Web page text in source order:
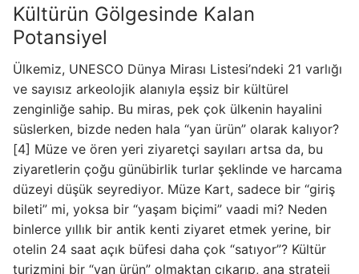
Kültürün Gölgesinde Kalan
Potansiyel
Ülkemiz, UNESCO Dünya Mirası Listesi’ndeki 21 varlığı
ve sayısız arkeolojik alanıyla eşsiz bir kültürel
zenginliğe sahip. Bu miras, pek çok ülkenin hayalini
süslerken, bizde neden hala “yan ürün” olarak kalıyor?
[4] Müze ve ören yeri ziyaretçi sayıları artsa da, bu
ziyaretlerin çoğu günübirlik turlar şeklinde ve harcama
düzeyi düşük seyrediyor. Müze Kart, sadece bir “giriş
bileti” mi, yoksa bir “yaşam biçimi” vaadi mi? Neden
binlerce yıllık bir antik kenti ziyaret etmek yerine, bir
otelin 24 saat açık büfesi daha çok “satıyor”? Kültür
turizmini bir “yan ürün” olmaktan çıkarıp, ana strateji